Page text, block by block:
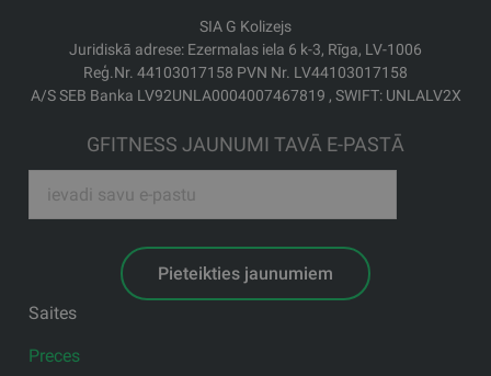
SIA G Kolizejs
Juridiskā adrese: Ezermalas iela 6 k-3, Rīga, LV-1006
Reģ.Nr. 44103017158 PVN Nr. LV44103017158
A/S SEB Banka LV92UNLA0004007467819 , SWIFT: UNLALV2X
GFITNESS JAUNUMI TAVĀ E-PASTĀ
Pieteikties jaunumiem
Saites
Preces